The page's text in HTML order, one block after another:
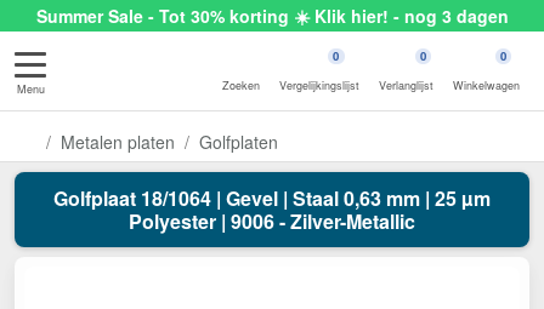
Summer Sale - Tot 30% korting ☀️ Klik hier! - nog 3 dagen
Menu Zoeken
0
Vergelijkingslijst
0
Verlanglijst
0
Winkelwagen
Metalen platen Golfplaten
Golfplaat 18/1064 | Gevel | Staal 0,63 mm | 25 µm
Polyester | 9006 - Zilver-Metallic